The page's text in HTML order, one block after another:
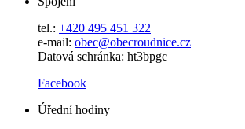
tel.: +420 495 451 322
e-mail: obec@obecroudnice.cz
Datová schránka: ht3bpgc
Facebook
Úřední hodiny